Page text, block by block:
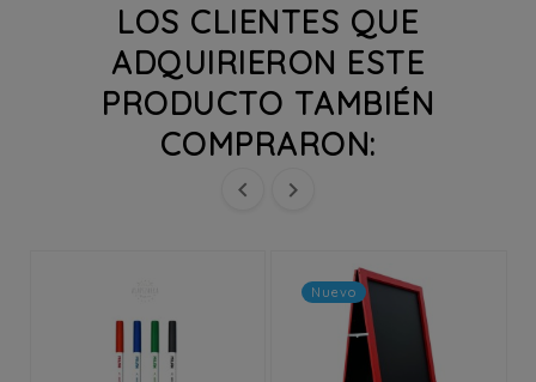
LOS CLIENTES QUE
ADQUIRIERON ESTE
PRODUCTO TAMBIÉN
COMPRARON:
 
Nuevo